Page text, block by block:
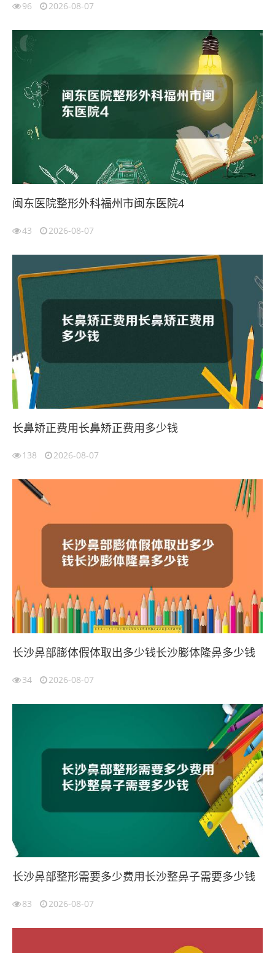
96 2026-08-07
闽东医院整形外科福州市闽东医院4
43 2026-08-07
长鼻矫正费用长鼻矫正费用多少钱
138 2026-08-07
长沙鼻部膨体假体取出多少钱长沙膨体隆鼻多少钱
34 2026-08-07
长沙鼻部整形需要多少费用长沙整鼻子需要多少钱
83 2026-08-07